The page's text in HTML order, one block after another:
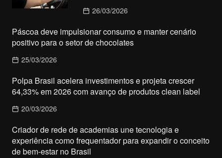
26/03/2026
Páscoa deve impulsionar consumo e manter cenário
positivo para o setor de chocolates
25/03/2026
Polpa Brasil acelera investimentos e projeta crescer
64,33% em 2026 com avanço de produtos clean label
20/03/2026
Criador de rede de academias une tecnologia e
experiência como frequentador para expandir o conceito
de bem-estar no Brasil